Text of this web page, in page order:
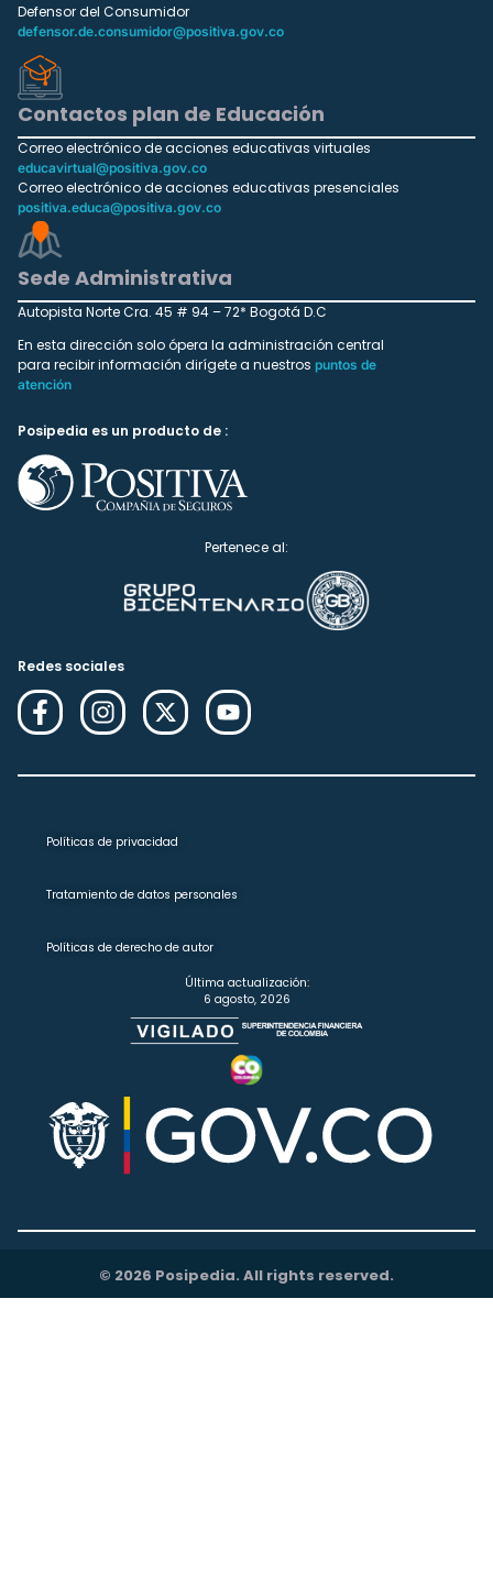
Defensor del Consumidor
defensor.de.consumidor@positiva.gov.co
Contactos plan de Educación
Correo electrónico de acciones educativas virtuales
educavirtual@positiva.gov.co
Correo electrónico de acciones educativas presenciales
positiva.educa@positiva.gov.co
Sede Administrativa
Autopista Norte Cra. 45 # 94 – 72* Bogotá D.C
En esta dirección solo ópera la administración central
para recibir información dirígete a nuestros puntos de
atención
Posipedia es un producto de :
Pertenece al:
Redes sociales
Políticas de privacidad
Tratamiento de datos personales
Políticas de derecho de autor
Última actualización:
6 agosto, 2026
© 2026 Posipedia. All rights reserved.